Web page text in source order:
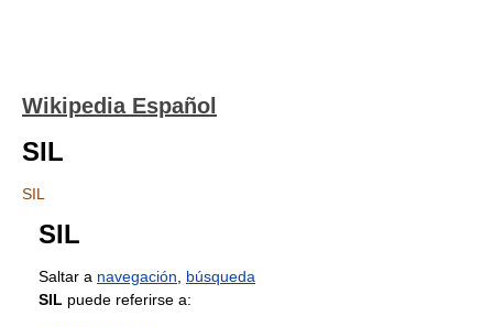
Wikipedia Español
SIL
SIL
SIL
Saltar a navegación
búsqueda
SIL puede referirse a: